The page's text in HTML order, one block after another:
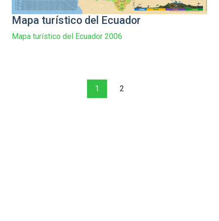
Mapa turístico del Ecuador
Mapa turístico del Ecuador 2006
1 2